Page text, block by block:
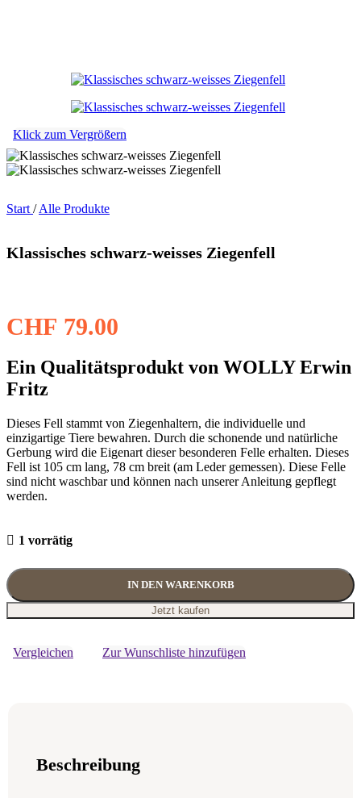
Klick zum Vergrößern
Start / Alle Produkte
Klassisches schwarz-weisses Ziegenfell
CHF 79.00
Ein Qualitätsprodukt von WOLLY Erwin
Fritz
Dieses Fell stammt von Ziegenhaltern, die individuelle und
einzigartige Tiere bewahren. Durch die schonende und natürliche
Gerbung wird die Eigenart dieser besonderen Felle erhalten. Dieses
Fell ist 105 cm lang, 78 cm breit (am Leder gemessen). Diese Felle
sind nicht waschbar und können nach unserer Anleitung gepflegt
werden.
1 vorrätig
IN DEN WARENKORB
Jetzt kaufen
Vergleichen Zur Wunschliste hinzufügen
Beschreibung